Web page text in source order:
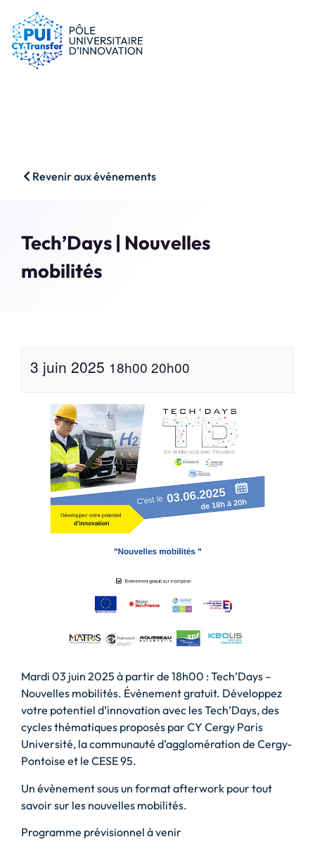
Revenir aux événements
Tech’Days | Nouvelles
mobilités
3 juin 2025 18h00 20h00
Mardi 03 juin 2025 à partir de 18h00 : Tech’Days –
Nouvelles mobilités. Événement gratuit. Développez
votre potentiel d’innovation avec les Tech’Days, des
cycles thématiques proposés par CY Cergy Paris
Université, la communauté d’agglomération de Cergy-
Pontoise et le CESE 95.
Un évènement sous un format afterwork pour tout
savoir sur les nouvelles mobilités.
Programme prévisionnel à venir